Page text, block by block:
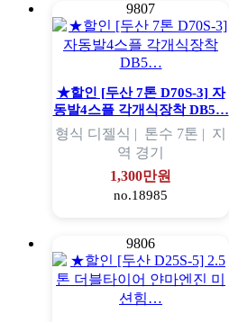
9807
★할인 [두산 7톤 D70S-3] 자
동발4스플 각개식장착 DB5…
형식 디젤식 | 톤수 7톤 | 지
역 경기
1,300만원
no.18985
9806